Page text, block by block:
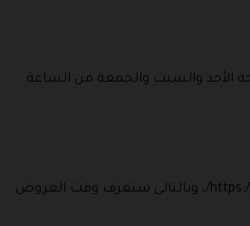
خلال 48 ساعة، وخدمة العملاء تكون متاحة الأحد والسبت والجمعة من الساعة
يمكنك متابعتهم والحصول على كل جديد من خلال صفحة الفيس بوك https://www.facebook.com/charleskeith.sa/، وبالتالى ستعرف وقت العروض